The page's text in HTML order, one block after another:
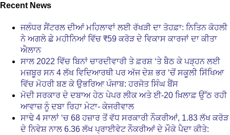
Recent News
ਜਲੰਧਰ ਸੈਂਟਰਲ ਦੀਆਂ ਮਹਿਲਾਵਾਂ ਲਈ ਰੱਖੜੀ ਦਾ ਤੋਹਫ਼ਾ: ਨਿਤਿਨ ਕੋਹਲੀ
ਨੇ ਅਗਲੇ ਛੇ ਮਹੀਨਿਆਂ ਵਿੱਚ ₹59 ਕਰੋੜ ਦੇ ਵਿਕਾਸ ਕਾਰਜਾਂ ਦਾ ਕੀਤਾ
ਐਲਾਨ
ਸਾਲ 2022 ਵਿੱਚ ਬਿਨਾਂ ਚਾਰਦੀਵਾਰੀ ਤੇ ਫ਼ਰਸ਼ ‘ਤੇ ਬੈਠ ਕੇ ਪੜ੍ਹਨ ਲਈ
ਮਜ਼ਬੂਰ ਸਨ 4 ਲੱਖ ਵਿਦਿਆਰਥੀ ਪਰ ਅੱਜ ਦੇਸ਼ ਭਰ ‘ਚੋਂ ਸਕੂਲੀ ਸਿੱਖਿਆ
ਵਿੱਚ ਮੋਹਰੀ ਬਣ ਕੇ ਉਭਰਿਆ ਪੰਜਾਬ: ਹਰਜੋਤ ਸਿੰਘ ਬੈਂਸ
ਮੋਦੀ ਸਰਕਾਰ ਦੇ ਦਬਾਅ ਹੇਠ ਪੇਪਰ ਲੀਕ ਅਤੇ ਈ-20 ਖ਼ਿਲਾਫ਼ ਉੱਠ ਰਹੀ
ਆਵਾਜ਼ ਨੂੰ ਦਬਾ ਰਿਹਾ ਮੇਟਾ- ਕੇਜਰੀਵਾਲ
ਸਾਢੇ 4 ਸਾਲਾਂ ‘ਚ 68 ਹਜ਼ਾਰ ਤੋਂ ਵੱਧ ਸਰਕਾਰੀ ਨੌਕਰੀਆਂ, 1.83 ਲੱਖ ਕਰੋੜ
ਦੇ ਨਿਵੇਸ਼ ਨਾਲ 6.36 ਲੱਖ ਪ੍ਰਾਈਵੇਟ ਨੌਕਰੀਆਂ ਦੇ ਮੌਕੇ ਪੈਦਾ ਕੀਤੇ: